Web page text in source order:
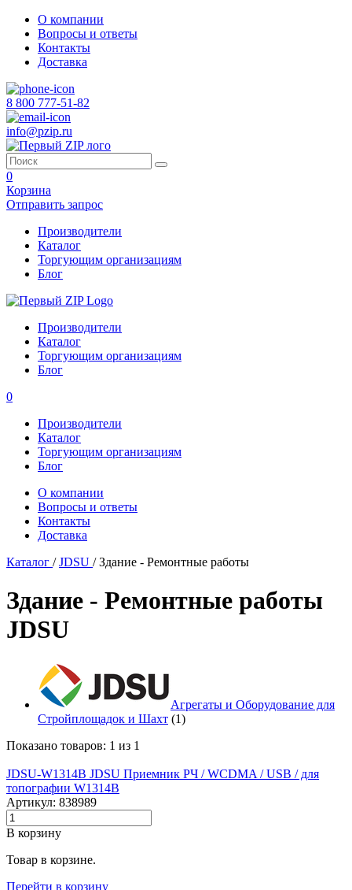
О компании
Вопросы и ответы
Контакты
Доставка
8 800 777-51-82
info@pzip.ru
0
Корзина
Отправить запрос
Производители
Каталог
Торгующим организациям
Блог
Производители
Каталог
Торгующим организациям
Блог
0
Производители
Каталог
Торгующим организациям
Блог
О компании
Вопросы и ответы
Контакты
Доставка
Каталог /JDSU /Здание - Ремонтные работы
Здание - Ремонтные работы
JDSU
Агрегаты и Оборудование для
Стройплощадок и Шахт (1)
Показано товаров: 1 из 1
JDSU-W1314B JDSU Приемник РЧ / WCDMA / USB / для
топографии W1314B
Артикул: 838989
В корзину
Товар в корзине.
Перейти в корзину